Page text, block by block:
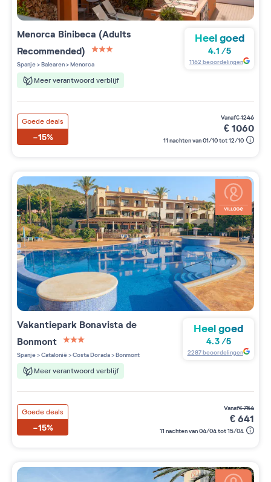
Menorca Binibeca (Adults
Recommended)
3 étoiles sur 5
Spanje>Balearen>Menorca
Meer verantwoord verblijf
Heel goed
4.1 /5
1162 beoordelingen
Goede deals
-15%
vanaf€1246
€1060
11 nachten van 01/10 tot 12/10
Vakantiepark Bonavista de
Bonmont
3 étoiles sur 5
Spanje>Catalonië>Costa Dorada>Bonmont
Meer verantwoord verblijf
Heel goed
4.3/5
2287beoordelingen
Goede deals
-15%
vanaf€754
€641
11 nachten van 04/04 tot 15/04